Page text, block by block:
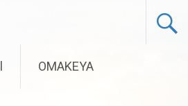
OMAKEYA